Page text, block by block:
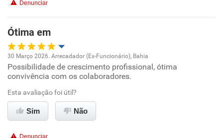
Recomenda esta empresa
Recomenda a diretoria
Denunciar
Ótima em
Oportunidade de promoção
Ambiente de trabalho
Conciliação com a vida familiar
30 Março 2026. Arrecadador (Ex-Funcionário), Bahia
Possibilidade de crescimento profissional, ótima
convivência com os colaboradores.
Esta avaliação foi útil?
Sim Não
Denunciar